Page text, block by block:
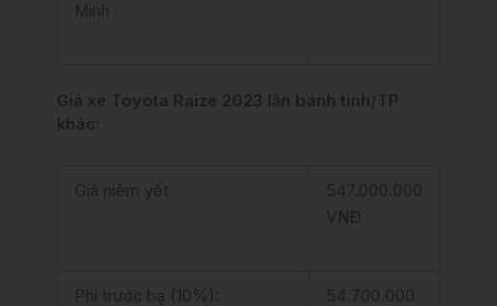
Minh
Giá xe Toyota Raize 2023 lăn bánh tỉnh/TP
khác:
Giá niêm yết
547.000.000
VNĐ
Phí trước bạ (10%): 54.700.000